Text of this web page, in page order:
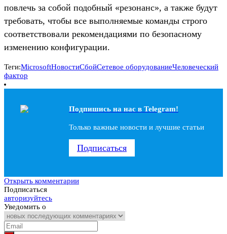
повлечь за собой подобный «резонанс», а также будут
требовать, чтобы все выполняемые команды строго
соответствовали рекомендациями по безопасному
изменению конфигурации.
Теги:MicrosoftНовостиСбойСетевое оборудованиеЧеловеческий
фактор
Подпишись на наc в Telegram!
Только важные новости и лучшие статьи
Подписаться
Открыть комментарии
Подписаться
авторизуйтесь
Уведомить о